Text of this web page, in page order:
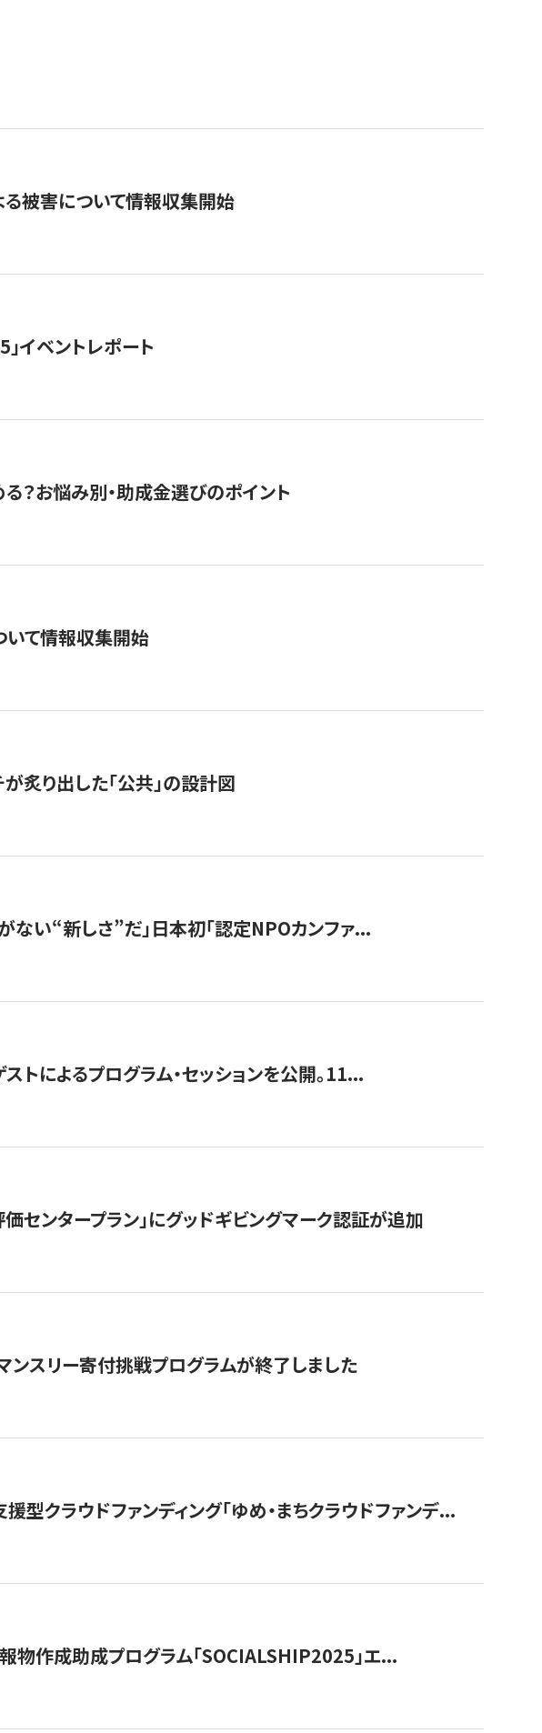
被害について情報収集開始
イベントレポート
？お悩み別・助成金選びのポイント
いて情報収集開始
り出した「公共」の設計図
い“新しさ”だ」日本初「認定NPOカンファ...
によるプログラム・セッションを公開。11...
センタープラン」にグッドギビングマーク認証が追加
ンスリー寄付挑戦プログラムが終了しました
型クラウドファンディング「ゆめ・まちクラウドファンデ...
物作成助成プログラム「SOCIALSHIP2025」エ...